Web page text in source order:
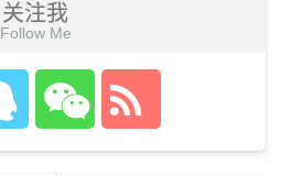
关注我
Follow Me